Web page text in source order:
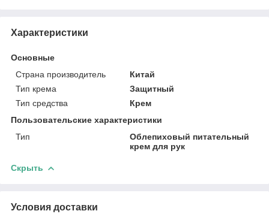
Характеристики
Основные
Страна производитель
Китай
Тип крема
Защитный
Тип средства
Крем
Пользовательские характеристики
Тип
Облепиховый питательный
крем для рук
Скрыть
Условия доставки